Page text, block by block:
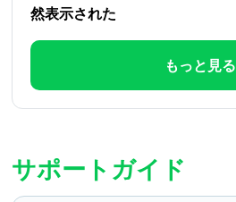
然表示された
もっと見る
サポートガイド